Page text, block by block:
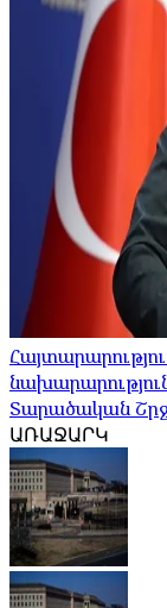
Տարածական
ԱՌԱՋԱՐԿ